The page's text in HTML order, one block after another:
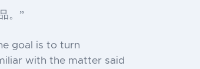
。”
goal is to turn
with the matter said